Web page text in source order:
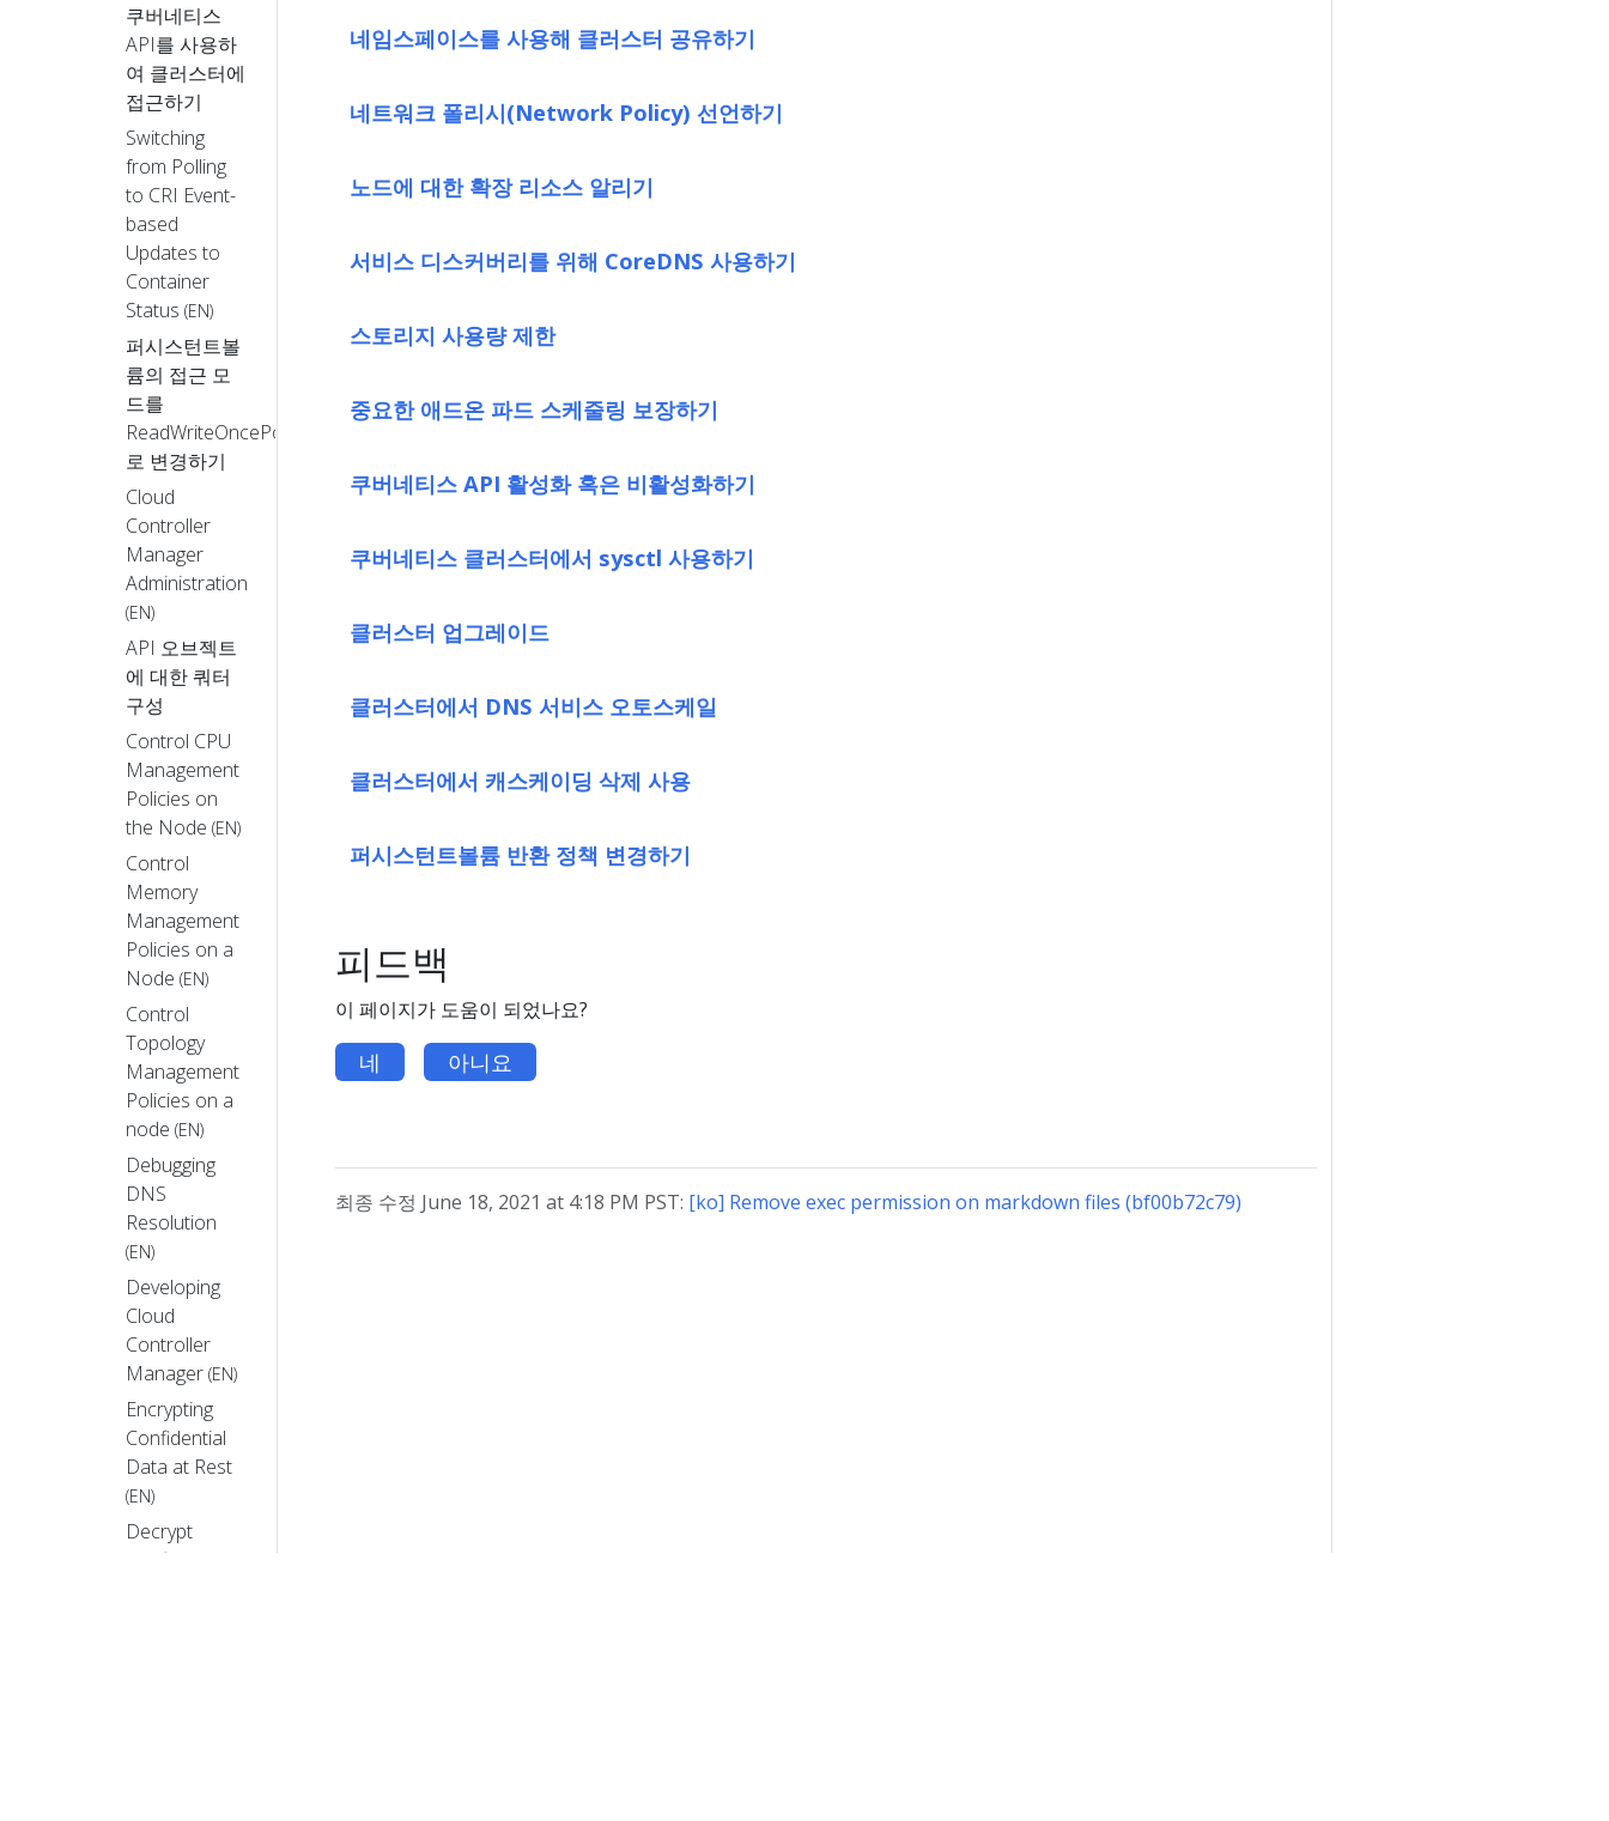
쿠버네티스
API를 사용하
여 클러스터에
접근하기
Switching
from Polling
to CRI Event-
based
Updates to
Container
Status (EN)
퍼시스턴트볼
륨의 접근 모
드를
ReadWriteOncePod
로 변경하기
Cloud
Controller
Manager
Administration
(EN)
API 오브젝트
에 대한 쿼터
구성
Control CPU
Management
Policies on
the Node (EN)
Control
Memory
Management
Policies on a
Node (EN)
Control
Topology
Management
Policies on a
node (EN)
Debugging
DNS
Resolution
(EN)
Developing
Cloud
Controller
Manager (EN)
Encrypting
Confidential
Data at Rest
(EN)
Decrypt
Confidential
네임스페이스를 사용해 클러스터 공유하기
네트워크 폴리시(Network Policy) 선언하기
노드에 대한 확장 리소스 알리기
서비스 디스커버리를 위해 CoreDNS 사용하기
스토리지 사용량 제한
중요한 애드온 파드 스케줄링 보장하기
쿠버네티스 API 활성화 혹은 비활성화하기
쿠버네티스 클러스터에서 sysctl 사용하기
클러스터 업그레이드
클러스터에서 DNS 서비스 오토스케일
클러스터에서 캐스케이딩 삭제 사용
퍼시스턴트볼륨 반환 정책 변경하기
피드백
이 페이지가 도움이 되었나요?
네 아니요
최종 수정 June 18, 2021 at 4:18 PM PST: [ko] Remove exec permission on markdown files (bf00b72c79)